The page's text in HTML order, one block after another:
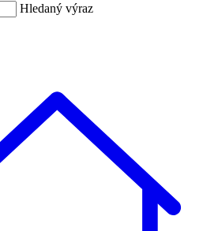
Hledaný výraz